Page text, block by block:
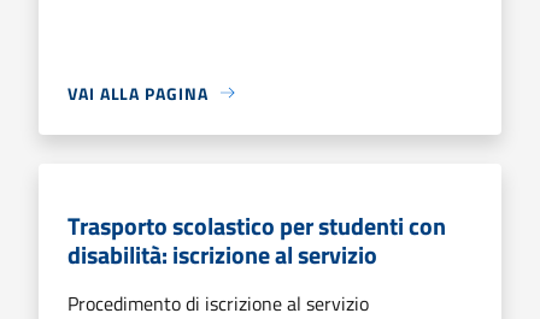
VAI ALLA PAGINA
Trasporto scolastico per studenti con
disabilità: iscrizione al servizio
Procedimento di iscrizione al servizio